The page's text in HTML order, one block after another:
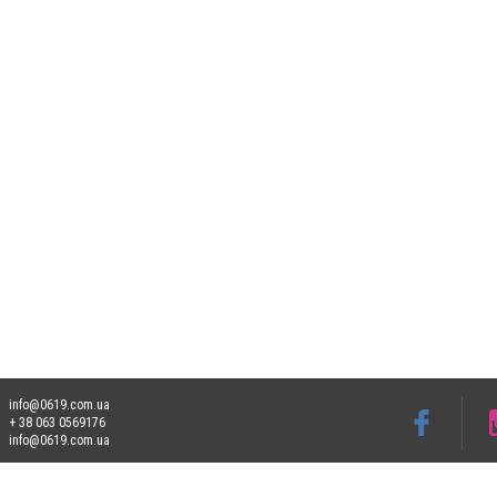
info@0619.com.ua
+ 38 063 0569176
info@0619.com.ua